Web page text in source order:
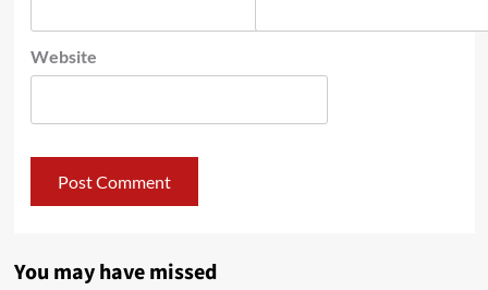
Website
You may have missed